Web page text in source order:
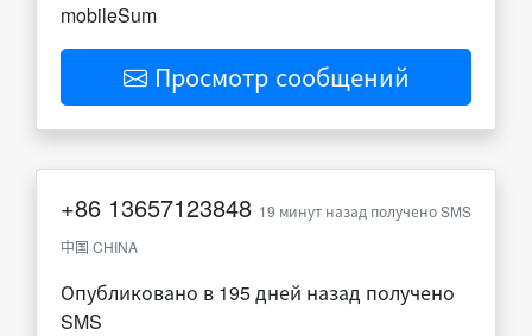
mobileSum
Просмотр сообщений
+86 13657123848 19 минут назад получено SMS
中国 CHINA
Опубликовано в 195 дней назад получено
SMS